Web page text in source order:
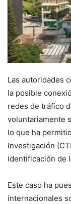
Las autoridades
la posible
redes de tráfico
voluntariamente
lo que ha
Investigación
identificación de
Este caso ha
internacionales